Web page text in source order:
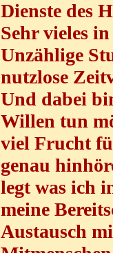
Dienste des
Sehr vieles
Unzählige
nutzlose
Und dabei
Willen tun
viel Frucht
genau
legt was ich
meine
Austausch